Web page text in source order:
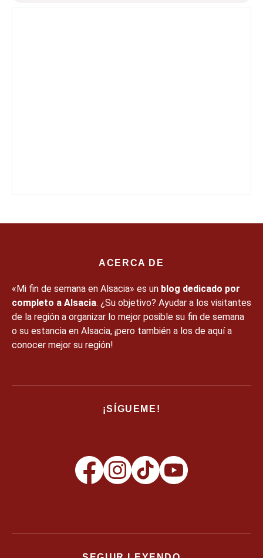
ACERCA DE
«Mi fin de semana en Alsacia» es un blog dedicado por
completo a Alsacia. ¿Su objetivo? Ayudar a los visitantes
de la región a organizar lo mejor posible su fin de semana
o su estancia en Alsacia, ¡pero también a los de aquí a
conocer mejor su región!
¡SÍGUEME!